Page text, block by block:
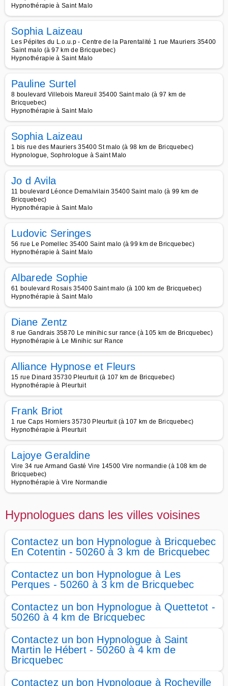
Hypnothérapie à Saint Malo
Sophia Laizeau
Les Pépites du L.o.u.p - Centre de la Parentalité 1 rue Mauriers 35400
Saint malo (à 97 km de Bricquebec)
Hypnothérapie à Saint Malo
Pauline Surtel
8 boulevard Villebois Mareuil 35400 Saint malo (à 97 km de
Bricquebec)
Hypnothérapie à Saint Malo
Sophia Laizeau
1 bis rue des Mauriers 35400 St malo (à 98 km de Bricquebec)
Hypnologue, Sophrologue à Saint Malo
Jo d Avila
11 boulevard Léonce Demalvilain 35400 Saint malo (à 99 km de
Bricquebec)
Hypnothérapie à Saint Malo
Ludovic Seringes
56 rue Le Pomellec 35400 Saint malo (à 99 km de Bricquebec)
Hypnothérapie à Saint Malo
Albarede Sophie
61 boulevard Rosais 35400 Saint malo (à 100 km de Bricquebec)
Hypnothérapie à Saint Malo
Diane Zentz
8 rue Gandrais 35870 Le minihic sur rance (à 105 km de Bricquebec)
Hypnothérapie à Le Minihic sur Rance
Alliance Hypnose et Fleurs
15 rue Dinard 35730 Pleurtuit (à 107 km de Bricquebec)
Hypnothérapie à Pleurtuit
Frank Briot
1 rue Caps Horniers 35730 Pleurtuit (à 107 km de Bricquebec)
Hypnothérapie à Pleurtuit
Lajoye Geraldine
Vire 34 rue Armand Gasté Vire 14500 Vire normandie (à 108 km de
Bricquebec)
Hypnothérapie à Vire Normandie
Hypnologues dans les villes voisines
Contactez un bon Hypnologue à Bricquebec
En Cotentin - 50260 à 3 km de Bricquebec
Contactez un bon Hypnologue à Les
Perques - 50260 à 3 km de Bricquebec
Contactez un bon Hypnologue à Quettetot -
50260 à 4 km de Bricquebec
Contactez un bon Hypnologue à Saint
Martin le Hébert - 50260 à 4 km de
Bricquebec
Contactez un bon Hypnologue à Rocheville